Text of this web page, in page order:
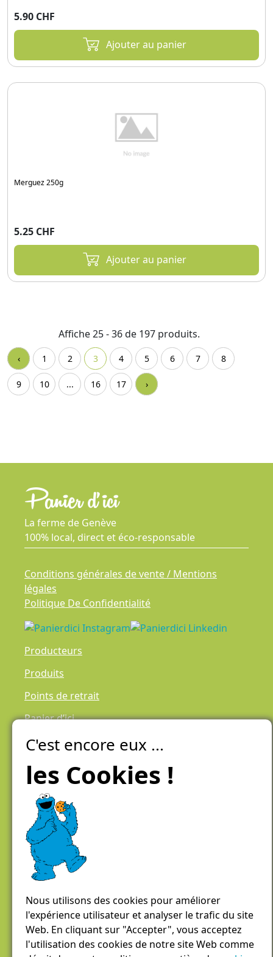
5.90 CHF
Ajouter au panier
Merguez 250g
5.25 CHF
Ajouter au panier
Affiche 25 - 36 de 197 produits.
‹ 1 2 3 4 5 6 7 8
9 10 ... 16 17 ›
La ferme de Genève
100% local, direct et éco-responsable
Conditions générales de vente / Mentions
légales
Politique De Confidentialité
Producteurs
Produits
Points de retrait
Panier d’ici
Laiteries Réunies Genève
Créer mon compte
Chemin des Aulx 6,
1228 Plan-les-Ouates
Case postale 1055
1211 Genève 26
022 884 81 81
C'est encore eux ...
les Cookies !
Nous utilisons des cookies pour améliorer
l'expérience utilisateur et analyser le trafic du site
Web. En cliquant sur "Accepter", vous acceptez
l'utilisation des cookies de notre site Web comme